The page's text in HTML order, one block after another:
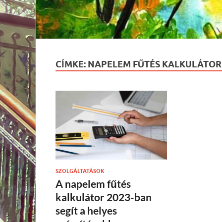
CÍMKE: NAPELEM FŰTÉS
SZOLGÁLTATÁSOK
A napelem fűtés
kalkulátor 2023-ban
segít a helyes